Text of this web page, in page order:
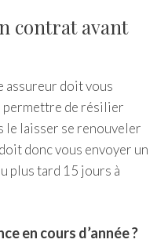
contrat avant
assureur doit vous
permettre de résilier
le laisser se renouveler
donc vous envoyer un
plus tard 15 jours à
en cours d’année ?